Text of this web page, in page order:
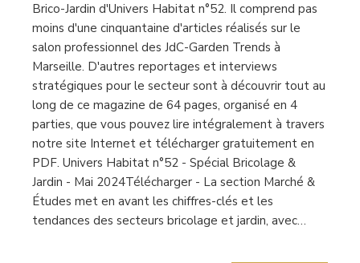
Brico-Jardin d'Univers Habitat n°52. Il comprend pas
moins d'une cinquantaine d'articles réalisés sur le
salon professionnel des JdC-Garden Trends à
Marseille. D'autres reportages et interviews
stratégiques pour le secteur sont à découvrir tout au
long de ce magazine de 64 pages, organisé en 4
parties, que vous pouvez lire intégralement à travers
notre site Internet et télécharger gratuitement en
PDF. Univers Habitat n°52 - Spécial Bricolage &
Jardin - Mai 2024Télécharger - La section Marché &
Études met en avant les chiffres-clés et les
tendances des secteurs bricolage et jardin, avec…